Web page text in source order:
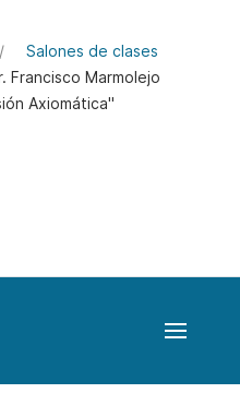
Salones de clases
Francisco Marmolejo
Axiomática"